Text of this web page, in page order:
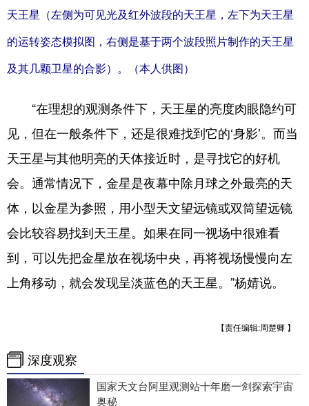
天王星（左侧为可见光及红外波段的天王星，左下为天王星
的运转姿态模拟图，右侧是基于两个波段照片制作的天王星
及其几颗卫星的合影）。（本人供图）
“在理想的观测条件下，天王星的亮度肉眼隐约可
见，但在一般条件下，还是很难找到它的‘身影’。而当
天王星与其他明亮的天体接近时，是寻找它的好机
会。通常情况下，金星是夜幕中除月球之外最亮的天
体，以金星为参照，用小型天文望远镜或双筒望远镜
会比较容易找到天王星。如果在同一视场中很难看
到，可以先把金星放在视场中央，再将视场慢慢向左
上角移动，就会发现呈淡蓝色的天王星。”杨婧说。
【责任编辑:周楚卿 】
深度观察
国家天文台阿里观测站十年磨一剑探索宇宙
奥秘